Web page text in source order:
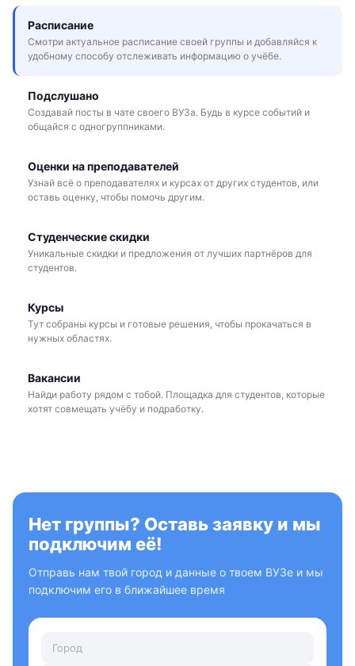
Расписание
Смотри актуальное расписание своей группы и добавляйся к
удобному способу отслеживать информацию о учёбе.
Подслушано
Создавай посты в чате своего ВУЗа. Будь в курсе событий и
общайся с одногруппниками.
Оценки на преподавателей
Узнай всё о преподавателях и курсах от других студентов, или
оставь оценку, чтобы помочь другим.
Студенческие скидки
Уникальные скидки и предложения от лучших партнёров для
студентов.
Курсы
Тут собраны курсы и готовые решения, чтобы прокачаться в
нужных областях.
Вакансии
Найди работу рядом с тобой. Площадка для студентов, которые
хотят совмещать учёбу и подработку.
Нет группы? Оставь заявку и мы
подключим её!
Отправь нам твой город и данные о твоем ВУЗе и мы
подключим его в ближайшее время